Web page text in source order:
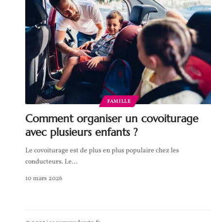
FAMILLE
Comment organiser un covoiturage
avec plusieurs enfants ?
Le covoiturage est de plus en plus populaire chez les
conducteurs. Le…
10 mars 2026